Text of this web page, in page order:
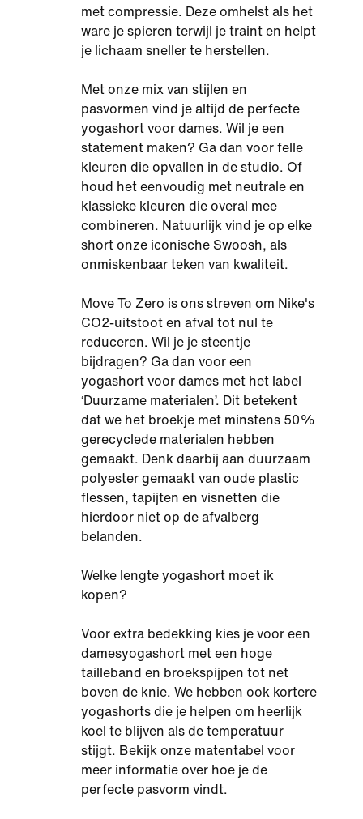
met compressie. Deze omhelst als het
ware je spieren terwijl je traint en helpt
je lichaam sneller te herstellen.
Met onze mix van stijlen en
pasvormen vind je altijd de perfecte
yogashort voor dames. Wil je een
statement maken? Ga dan voor felle
kleuren die opvallen in de studio. Of
houd het eenvoudig met neutrale en
klassieke kleuren die overal mee
combineren. Natuurlijk vind je op elke
short onze iconische Swoosh, als
onmiskenbaar teken van kwaliteit.
Move To Zero is ons streven om Nike's
CO2-uitstoot en afval tot nul te
reduceren. Wil je je steentje
bijdragen? Ga dan voor een
yogashort voor dames met het label
‘Duurzame materialen’. Dit betekent
dat we het broekje met minstens 50%
gerecyclede materialen hebben
gemaakt. Denk daarbij aan duurzaam
polyester gemaakt van oude plastic
flessen, tapijten en visnetten die
hierdoor niet op de afvalberg
belanden.
Welke lengte yogashort moet ik
kopen?
Voor extra bedekking kies je voor een
damesyogashort met een hoge
tailleband en broekspijpen tot net
boven de knie. We hebben ook kortere
yogashorts die je helpen om heerlijk
koel te blijven als de temperatuur
stijgt. Bekijk onze matentabel voor
meer informatie over hoe je de
perfecte pasvorm vindt.